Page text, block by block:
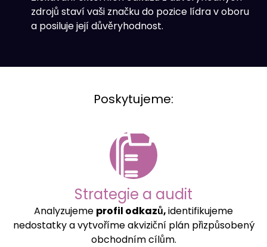
zdrojů staví vaši značku do pozice lídra v oboru
a posiluje její důvěryhodnost.
Poskytujeme:
Strategie a audit
Analyzujeme profil odkazů,identifikujeme
nedostatky a vytvoříme akviziční plán přizpůsobený
obchodním cílům.